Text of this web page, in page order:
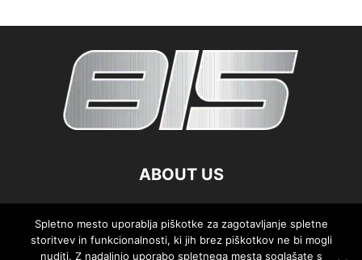
ABOUT US
FOLLOW US
Spletno mesto uporablja piškotke za zagotavljanje spletne
storitvev in funkcionalnosti, ki jih brez piškotkov ne bi mogli
nuditi. Z nadaljnjo uporabo spletnega mesta soglašate s